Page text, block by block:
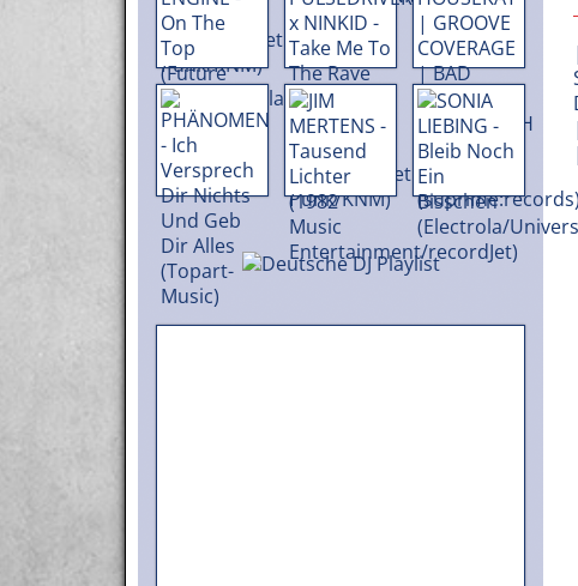
|
|
|